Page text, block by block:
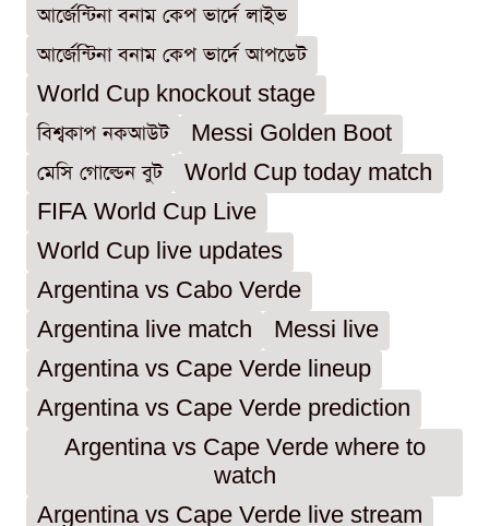
আর্জেন্টিনা বনাম কেপ ভার্দে লাইভ
আর্জেন্টিনা বনাম কেপ ভার্দে আপডেট
World Cup knockout stage
বিশ্বকাপ নকআউট
Messi Golden Boot
মেসি গোল্ডেন বুট
World Cup today match
FIFA World Cup Live
World Cup live updates
Argentina vs Cabo Verde
Argentina live match
Messi live
Argentina vs Cape Verde lineup
Argentina vs Cape Verde prediction
Argentina vs Cape Verde where to
watch
Argentina vs Cape Verde live stream